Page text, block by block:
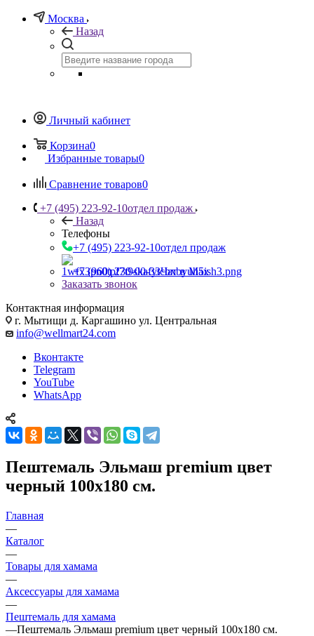
Москва
Назад
Личный кабинет
Корзина0
Избранные товары0
Сравнение товаров0
+7 (495) 223-92-10отдел продаж
Назад
Телефоны
+7 (495) 223-92-10отдел продаж
+7 (960) 230-00-33Чат в Max
Заказать звонок
Контактная информация
г. Мытищи д. Каргашино ул. Центральная
info@wellmart24.com
Вконтакте
Telegram
YouTube
WhatsApp
Пештемаль Эльмаш premium цвет
черный 100х180 см.
Главная
—
Каталог
—
Товары для хамама
—
Аксессуары для хамама
—
Пештемаль для хамама
—Пештемаль Эльмаш premium цвет черный 100х180 см.